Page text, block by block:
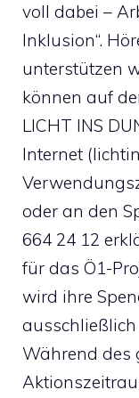
voll dabei –
Inklusion“.
unterstützen
können auf
LICHT INS
Internet
oder an den
664 24 12
für das Ö1-
wird ihre
Während des